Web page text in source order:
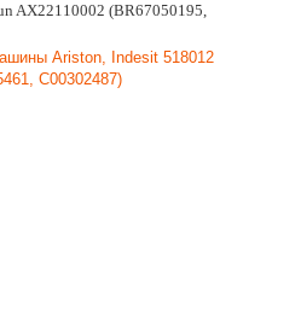
AX22110002 (BR67050195,